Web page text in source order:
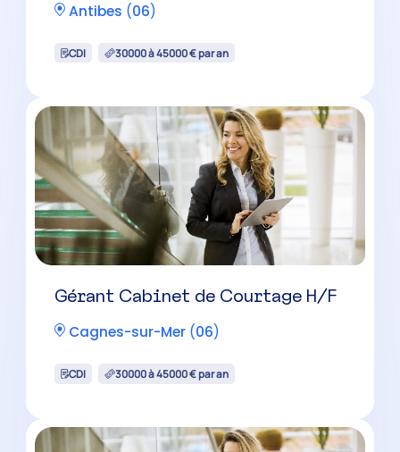
Antibes (06)
CDI 30000 à 45000 € par an
Gérant Cabinet de Courtage H/F
Cagnes-sur-Mer (06)
CDI 30000 à 45000 € par an